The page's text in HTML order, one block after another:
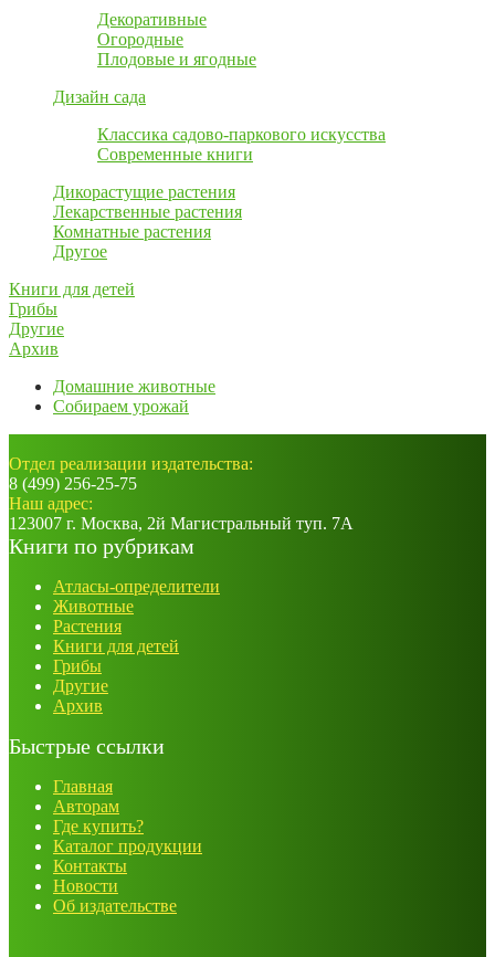
Декоративные
Огородные
Плодовые и ягодные
Дизайн сада
Классика садово-паркового искусства
Современные книги
Дикорастущие растения
Лекарственные растения
Комнатные растения
Другое
Книги для детей
Грибы
Другие
Архив
Домашние животные
Собираем урожай
Отдел реализации издательства:
8 (499) 256-25-75
Наш адрес:
123007 г. Москва, 2й Магистральный туп. 7А
Книги по рубрикам
Атласы-определители
Животные
Растения
Книги для детей
Грибы
Другие
Архив
Быстрые ссылки
Главная
Авторам
Где купить?
Каталог продукции
Контакты
Новости
Об издательстве